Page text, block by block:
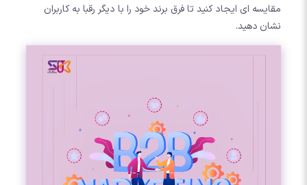
مقایسه ای ایجاد کنید تا فرق برند خود را با دیگر رقبا به کاربران
نشان دهید.